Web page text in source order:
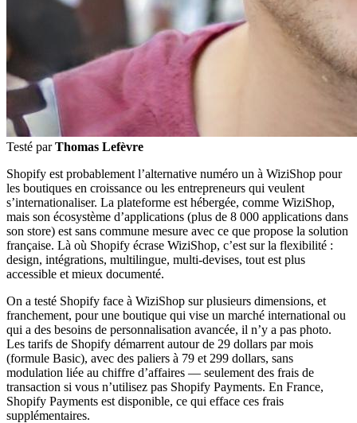
Testé parThomas Lefèvre
Shopify est probablement l’alternative numéro un à WiziShop pour
les boutiques en croissance ou les entrepreneurs qui veulent
s’internationaliser. La plateforme est hébergée, comme WiziShop,
mais son écosystème d’applications (plus de 8 000 applications dans
son store) est sans commune mesure avec ce que propose la solution
française. Là où Shopify écrase WiziShop, c’est sur la flexibilité :
design, intégrations, multilingue, multi-devises, tout est plus
accessible et mieux documenté.
On a testé Shopify face à WiziShop sur plusieurs dimensions, et
franchement, pour une boutique qui vise un marché international ou
qui a des besoins de personnalisation avancée, il n’y a pas photo.
Les tarifs de Shopify démarrent autour de 29 dollars par mois
(formule Basic), avec des paliers à 79 et 299 dollars, sans
modulation liée au chiffre d’affaires — seulement des frais de
transaction si vous n’utilisez pas Shopify Payments. En France,
Shopify Payments est disponible, ce qui efface ces frais
supplémentaires.